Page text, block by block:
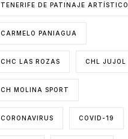
TENERIFE DE PATINAJE ARTÍSTICO
CARMELO PANIAGUA
CHC LAS ROZAS CHL JUJOL
CH MOLINA SPORT
CORONAVIRUS COVID-19